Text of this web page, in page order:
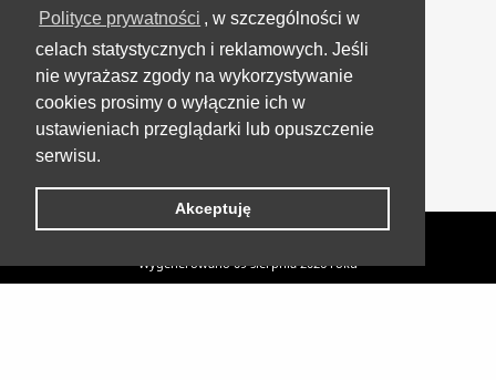
Polityce prywatności , w szczególności w
celach statystycznych i reklamowych. Jeśli
nie wyrażasz zgody na wykorzystywanie
cookies prosimy o wyłącznie ich w
ustawieniach przeglądarki lub opuszczenie
serwisu.
Akceptuję
Facebook
Grupa Testerzy Videotestów
YouTube
Twitter
VideoTesty.pl Wszelkie prawa zastrzeżone
Wygenerowano 09 sierpnia 2026 roku